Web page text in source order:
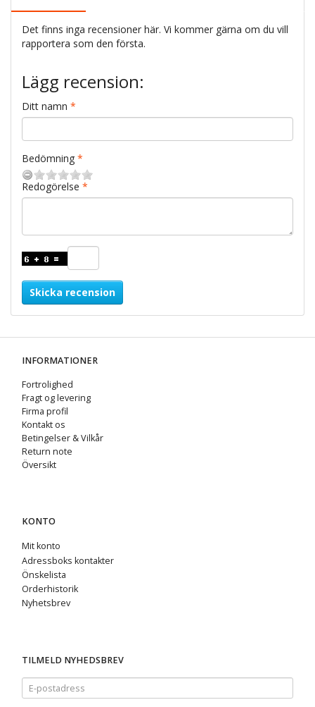
Det finns inga recensioner här. Vi kommer gärna om du vill
rapportera som den första.
Lägg recension:
Ditt namn
Bedömning
Redogörelse
Skicka recension
INFORMATIONER
Fortrolighed
Fragt og levering
Firma profil
Kontakt os
Betingelser & Vilkår
Return note
Översikt
KONTO
Mit konto
Adressboks kontakter
Önskelista
Orderhistorik
Nyhetsbrev
TILMELD NYHEDSBREV
E-
postadress